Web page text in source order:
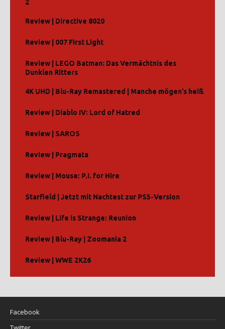
2
Review | Directive 8020
Review | 007 First Light
Review | LEGO Batman: Das Vermächtnis des
Dunklen Ritters
4K UHD | Blu-Ray Remastered | Manche mögen’s heiß
Review | Diablo IV: Lord of Hatred
Review | SAROS
Review | Pragmata
Review | Mouse: P.I. for Hire
Starfield | Jetzt mit Nachtest zur PS5-Version
Review | Life is Strange: Reunion
Review | Blu-Ray | Zoomania 2
Review | WWE 2K26
Facebook